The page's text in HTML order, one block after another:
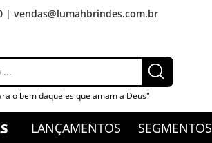
| vendas@lumahbrindes.com.br
o bem daqueles que amam a Deus"
LANÇAMENTOS SEGMENTOS